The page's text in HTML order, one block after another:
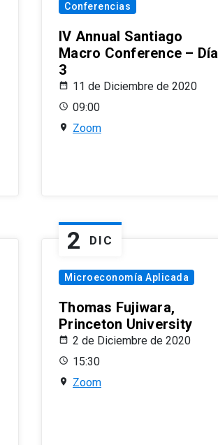
Conferencias
IV Annual Santiago
Macro Conference – Día
3
11 de Diciembre de 2020
09:00
Zoom
2 DIC
Microeconomía Aplicada
Thomas Fujiwara,
Princeton University
2 de Diciembre de 2020
15:30
Zoom